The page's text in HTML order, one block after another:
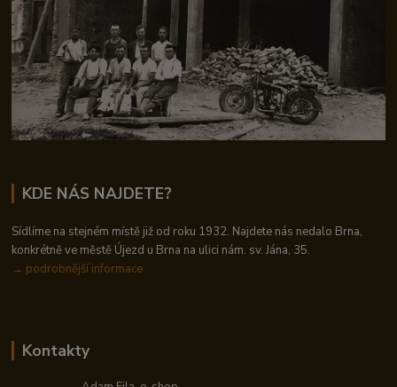
KDE NÁS NAJDETE?
Sídlíme na stejném místě již od roku 1932. Najdete nás nedalo Brna,
konkrétně ve městě Újezd u Brna na ulici nám. sv. Jána, 35.
→ podrobnější informace
Kontakty